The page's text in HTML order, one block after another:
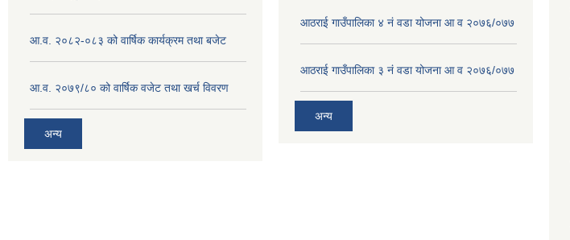
आ.व. २०८२-०८३ को वार्षिक कार्यक्रम तथा बजेट
आ.व. २०७९/८० को वार्षिक वजेट तथा खर्च विवरण
अन्य
आठराई गाउँपालिका ४ नं वडा योजना आ व २०७६/०७७
आठराई गाउँपालिका ३ नं वडा योजना आ व २०७६/०७७
अन्य